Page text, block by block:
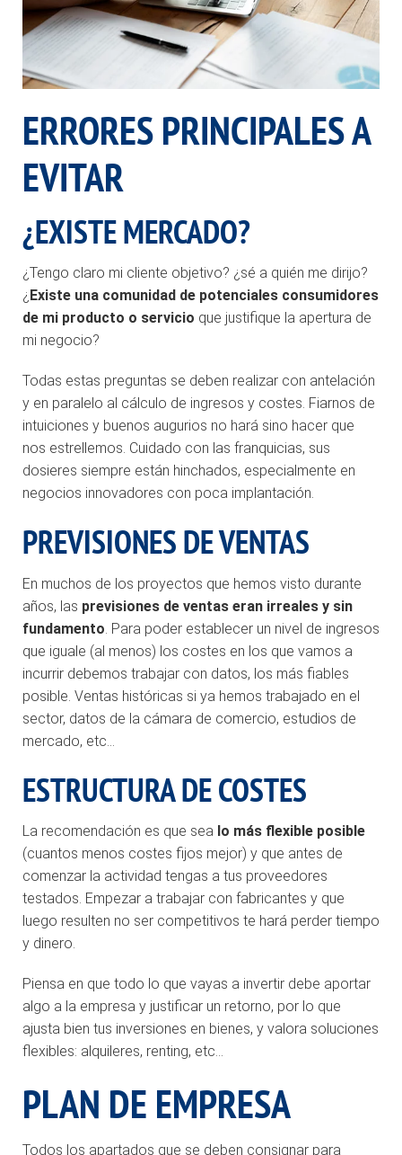
ERRORES PRINCIPALES A
EVITAR
¿EXISTE MERCADO?
¿Tengo claro mi cliente objetivo? ¿sé a quién me dirijo?
¿ Existe una comunidad de potenciales consumidores
de mi producto o servicio que justifique la apertura de
mi negocio?
Todas estas preguntas se deben realizar con antelación
y en paralelo al cálculo de ingresos y costes. Fiarnos de
intuiciones y buenos augurios no hará sino hacer que
nos estrellemos. Cuidado con las franquicias, sus
dosieres siempre están hinchados, especialmente en
negocios innovadores con poca implantación.
PREVISIONES DE VENTAS
En muchos de los proyectos que hemos visto durante
años, las previsiones de ventas eran irreales y sin
fundamento. Para poder establecer un nivel de ingresos
que iguale (al menos) los costes en los que vamos a
incurrir debemos trabajar con datos, los más fiables
posible. Ventas históricas si ya hemos trabajado en el
sector, datos de la cámara de comercio, estudios de
mercado, etc…
ESTRUCTURA DE COSTES
La recomendación es que sea lo más flexible posible
(cuantos menos costes fijos mejor) y que antes de
comenzar la actividad tengas a tus proveedores
testados. Empezar a trabajar con fabricantes y que
luego resulten no ser competitivos te hará perder tiempo
y dinero.
Piensa en que todo lo que vayas a invertir debe aportar
algo a la empresa y justificar un retorno, por lo que
ajusta bien tus inversiones en bienes, y valora soluciones
flexibles: alquileres, renting, etc…
PLAN DE EMPRESA
Todos los apartados que se deben consignar para